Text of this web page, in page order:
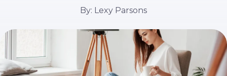
By: Lexy Parsons